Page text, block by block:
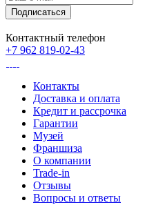
Контактный телефон
+7 962 819-02-43
Контакты
Доставка и оплата
Кредит и рассрочка
Гарантии
Музей
Франшиза
О компании
Trade-in
Отзывы
Вопросы и ответы